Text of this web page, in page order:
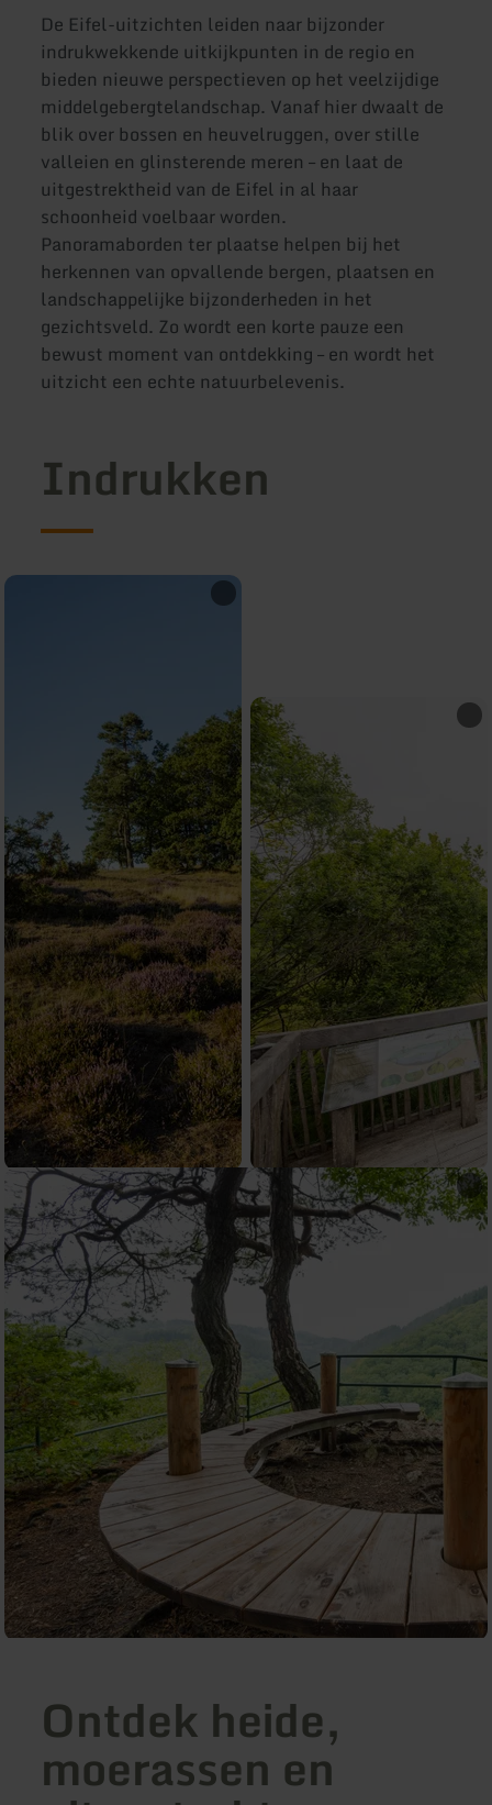
De Eifel-uitzichten leiden naar bijzonder
indrukwekkende uitkijkpunten in de regio en
bieden nieuwe perspectieven op het veelzijdige
middelgebergtelandschap. Vanaf hier dwaalt de
blik over bossen en heuvelruggen, over stille
valleien en glinsterende meren – en laat de
uitgestrektheid van de Eifel in al haar
schoonheid voelbaar worden.
Panoramaborden ter plaatse helpen bij het
herkennen van opvallende bergen, plaatsen en
landschappelijke bijzonderheden in het
gezichtsveld. Zo wordt een korte pauze een
bewust moment van ontdekking – en wordt het
uitzicht een echte natuurbelevenis.
Indrukken
Ontdek heide,
moerassen en